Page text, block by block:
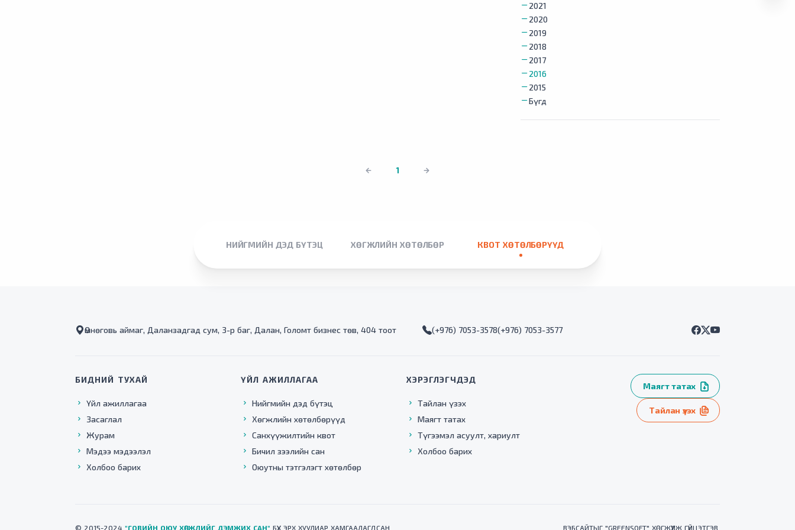
2021
2020
2019
2018
2017
2016
2015
Бүгд
1
НИЙГМИЙН ДЭД БҮТЭЦ ХӨГЖЛИЙН ХӨТӨЛБӨР КВОТ ХӨТӨЛБӨРҮҮД
Өмнөговь аймаг, Даланзадгад сум, 3-р баг, Далан, Голомт бизнес төв, 404 тоот (+976) 7053-3578(+976) 7053-3577
БИДНИЙ ТУХАЙ
Үйл ажиллагаа
Засаглал
Журам
Мэдээ мэдээлэл
Холбоо барих
ҮЙЛ АЖИЛЛАГАА
Нийгмийн дэд бүтэц
Хөгжлийн хөтөлбөрүүд
Санхүүжилтийн квот
Бичил зээлийн сан
Оюутны тэтгэлэгт хөтөлбөр
ХЭРЭГЛЭГЧДЭД
Тайлан үзэх
Маягт татах
Түгээмэл асуулт, хариулт
Холбоо барих
Маягт татах
Тайлан үзэх
© 2015-2024 "ГОВИЙН ОЮУ ХӨГЖЛИЙГ ДЭМЖИХ САН" БҮХ ЭРХ ХУУЛИАР ХАМГААЛАГДСАН ВЭБСАЙТЫГ "GREENSOFT" ХӨГЖҮҮЛЖ ГҮЙЦЭТГЭВ.